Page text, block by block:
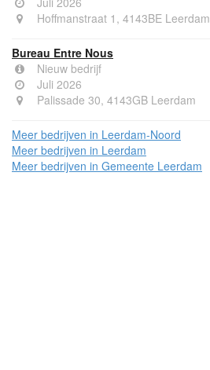
Hoffmanstraat 1, 4143BE Leerdam
Bureau Entre Nous
Nieuw bedrijf
Juli 2026
Palissade 30, 4143GB Leerdam
Meer bedrijven in Leerdam-Noord
Meer bedrijven in Leerdam
Meer bedrijven in Gemeente Leerdam